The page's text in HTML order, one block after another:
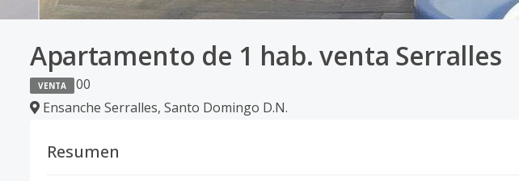
Apartamento de 1 hab. venta Serralles
VENTA 00
Ensanche Serralles, Santo Domingo D.N.
Resumen